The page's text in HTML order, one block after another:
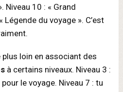
Niveau 10 : « Grand
Légende du voyage ». C’est
loin en associant des
à certains niveaux. Niveau 3 :
le voyage. Niveau 7 : tu